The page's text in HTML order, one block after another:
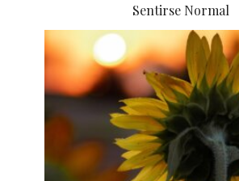
Sentirse Normal